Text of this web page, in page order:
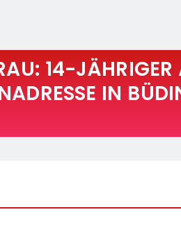
14-JÄHRIGER
IN